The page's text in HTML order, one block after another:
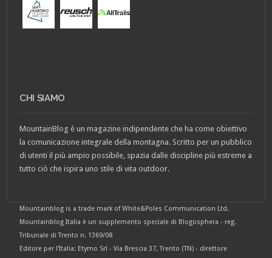
CHI SIAMO
MountainBlog è un magazine indipendente che ha come obiettivo
la comunicazione integrale della montagna. Scritto per un pubblico
di utenti il più ampio possibile, spazia dalle discipline più estreme a
tutto ciò che ispira uno stile di vita outdoor.
Mountainblog is a trade mark of White&Poles Communication Ltd.
Mountainblog Italia è un supplemento speciale di Blogosphera - reg.
Tribunale di Trento n. 1369/08
Editore per l'Italia: Etymo Srl - Via Brescia 37, Trento (TN) - direttore